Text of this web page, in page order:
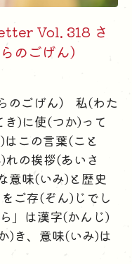
Vol. 318 さ
のごげん）
のごげん） 私(わた
)に使(つか)って
この言葉(こと
の挨拶(あいさ
意味(いみ)と歴史
ご存(ぞん)じでし
」は漢字(かんじ)
)き、意味(いみ)は